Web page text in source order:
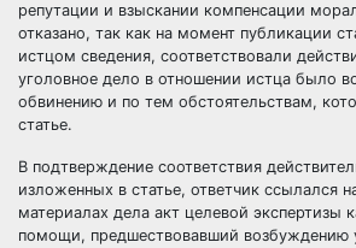
репутации и взыскании компенсации
отказано, так как на момент публикации
истцом сведения, соответствовали
уголовное дело в отношении истца было
обвинению и по тем обстоятельствам,
статье.
В подтверждение соответствия
изложенных в статье, ответчик ссылался
материалах дела акт целевой экспертизы
помощи, предшествовавший возбуждению